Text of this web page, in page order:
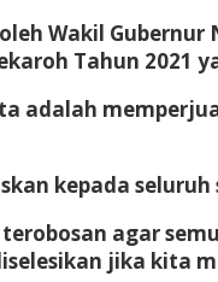
Wakil
Tahun 2021
adalah
kepada
agar
jika kita